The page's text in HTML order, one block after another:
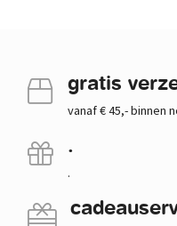
gratis
vanaf € 45,- binnen
.
.